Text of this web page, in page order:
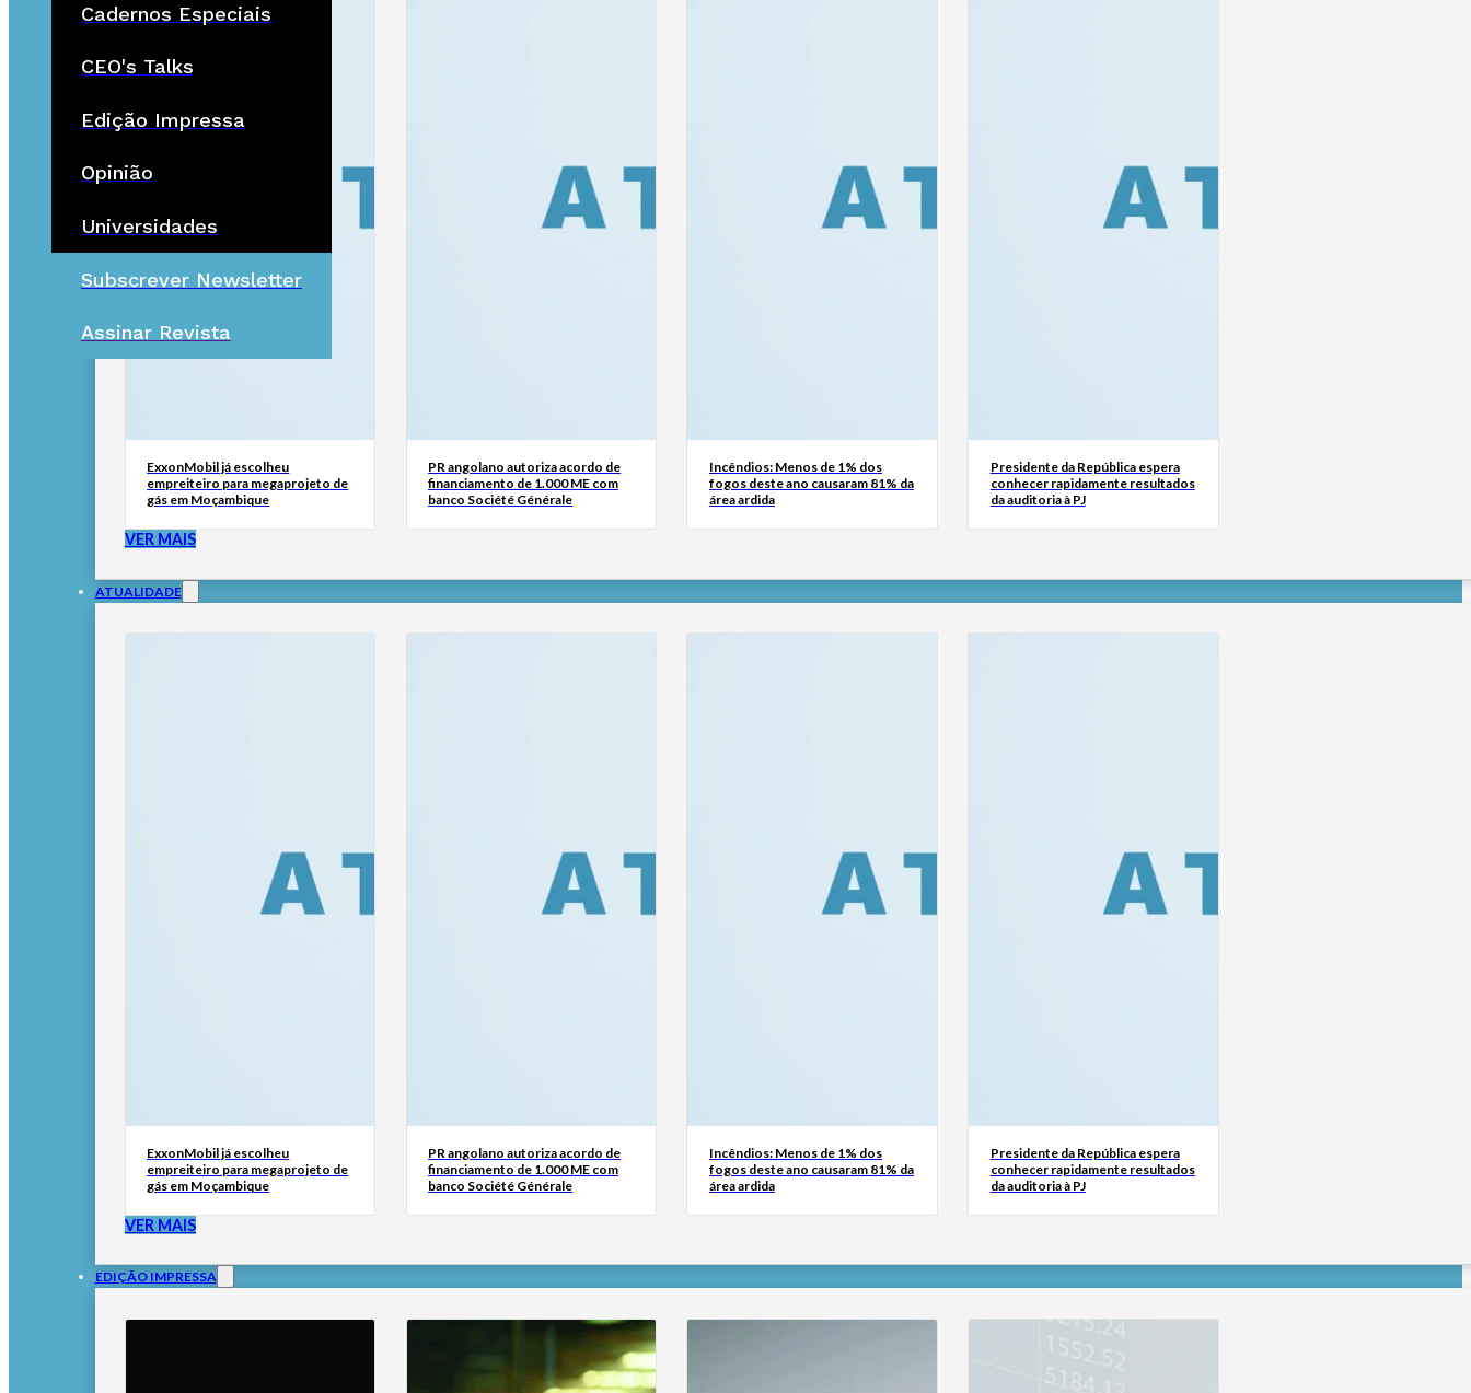
Cadernos Especiais
CEO's Talks
Edição Impressa
Opinião
Universidades
Subscrever Newsletter
Assinar Revista
ExxonMobil já escolheu
empreiteiro para megaprojeto de
gás em Moçambique
PR angolano autoriza acordo de
financiamento de 1.000 ME com
banco Société Générale
Incêndios: Menos de 1% dos
fogos deste ano causaram 81% da
área ardida
Presidente da República espera
conhecer rapidamente resultados
da auditoria à PJ
VER MAIS
ATUALIDADE
ExxonMobil já escolheu
empreiteiro para megaprojeto de
gás em Moçambique
PR angolano autoriza acordo de
financiamento de 1.000 ME com
banco Société Générale
Incêndios: Menos de 1% dos
fogos deste ano causaram 81% da
área ardida
Presidente da República espera
conhecer rapidamente resultados
da auditoria à PJ
VER MAIS
EDIÇÃO IMPRESSA